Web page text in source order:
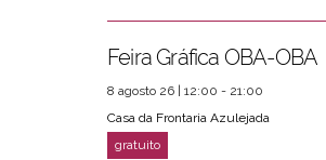
Feira Gráfica OBA-OBA
8 agosto 26 | 12:00 - 21:00
Casa da Frontaria Azulejada